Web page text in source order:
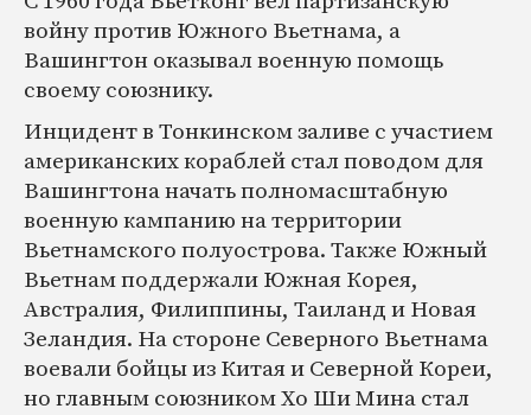
войну против Южного Вьетнама, а
Вашингтон оказывал военную помощь
своему союзнику.
Инцидент в Тонкинском заливе с участием
американских кораблей стал поводом для
Вашингтона начать полномасштабную
военную кампанию на территории
Вьетнамского полуострова. Также Южный
Вьетнам поддержали Южная Корея,
Австралия, Филиппины, Таиланд и Новая
Зеландия. На стороне Северного Вьетнама
воевали бойцы из Китая и Северной Кореи,
но главным союзником Хо Ши Мина стал